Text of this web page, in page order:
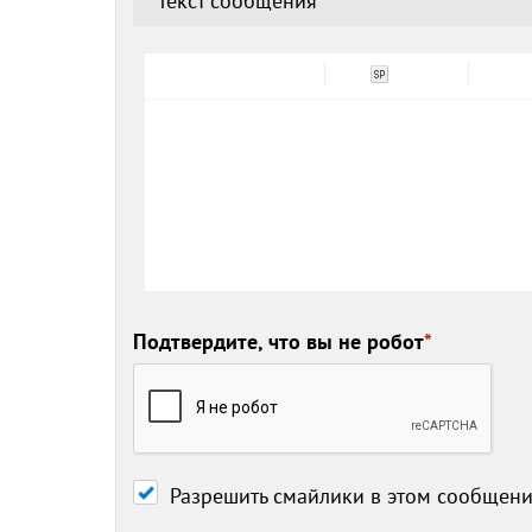
Подтвердите, что вы не робот*
Разрешить смайлики в этом